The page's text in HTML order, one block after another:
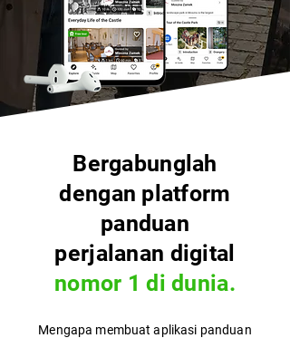
Bergabunglah
dengan platform
panduan
perjalanan digital
nomor 1 di dunia.
Mengapa membuat aplikasi panduan